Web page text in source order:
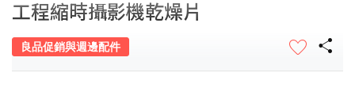
工程縮時攝影機乾燥片
良品促銷與週邊配件 share